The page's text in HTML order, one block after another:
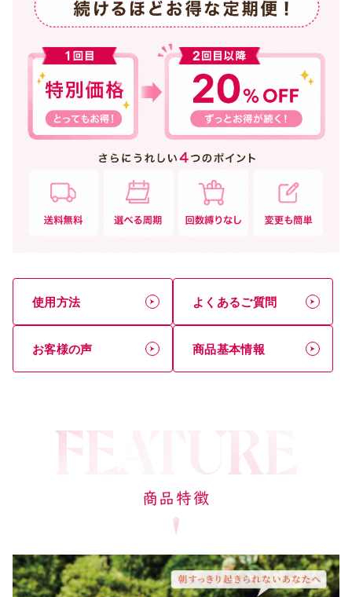
使用方法 よくあるご質問
お客様の声 商品基本情報
商品特徴